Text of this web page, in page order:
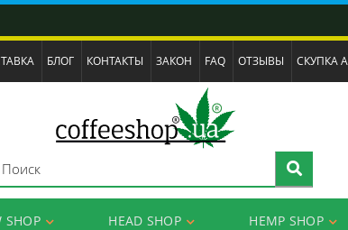
БЛОГ КОНТАКТЫ ЗАКОН FAQ ОТЗЫВЫ СКУПКА
SHOP HEAD SHOP HEMP SHOP